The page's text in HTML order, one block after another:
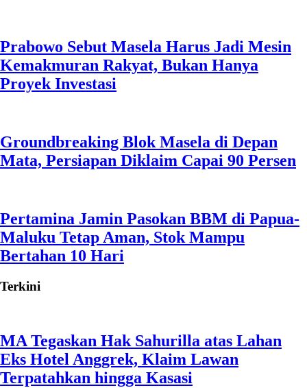
Prabowo Sebut Masela Harus Jadi Mesin
Kemakmuran Rakyat, Bukan Hanya
Proyek Investasi
Groundbreaking Blok Masela di Depan
Mata, Persiapan Diklaim Capai 90 Persen
Pertamina Jamin Pasokan BBM di Papua-
Maluku Tetap Aman, Stok Mampu
Bertahan 10 Hari
Terkini
MA Tegaskan Hak Sahurilla atas Lahan
Eks Hotel Anggrek, Klaim Lawan
Terpatahkan hingga Kasasi